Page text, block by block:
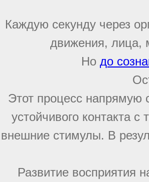
Каждую секунду через
движения, лица,
Но до
Этот процесс напрямую
устойчивого контакта
внешние стимулы. В
Развитие восприятия